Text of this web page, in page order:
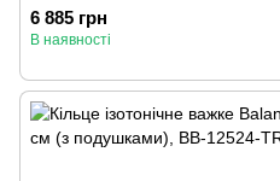
6 885 грн
В наявності